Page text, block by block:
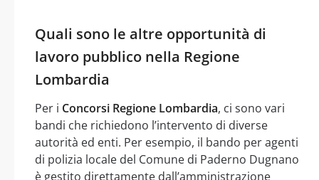
Quali sono le altre opportunità di
lavoro pubblico nella Regione
Lombardia
Per i Concorsi Regione Lombardia, ci sono vari
bandi che richiedono l’intervento di diverse
autorità ed enti. Per esempio, il bando per agenti
di polizia locale del Comune di Paderno Dugnano
è gestito direttamente dall’amministrazione